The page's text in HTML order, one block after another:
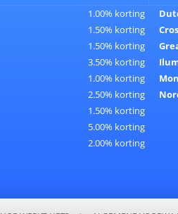
1.00% korting
1.50% korting
1.50% korting
3.50% korting
1.00% korting
2.50% korting
1.50% korting
5.00% korting
2.00% korting